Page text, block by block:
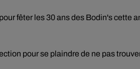
fêter les 30 ans des Bodin's cette
pour se plaindre de ne pas